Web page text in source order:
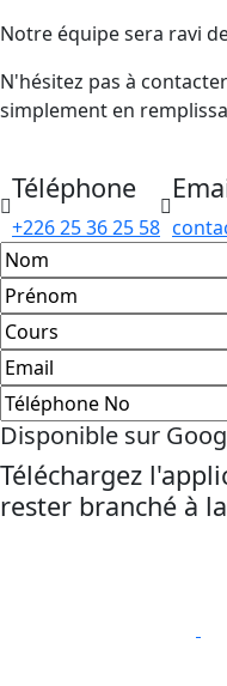
Notre équipe sera ravi
N'hésitez pas à
simplement en
Téléphone
+226 25 36 25 58
Disponible sur
Téléchargez
rester branché à